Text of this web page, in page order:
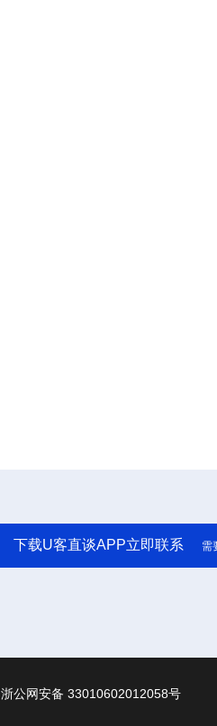
下载U客直谈APP立即联系 需
浙公网安备 33010602012058号